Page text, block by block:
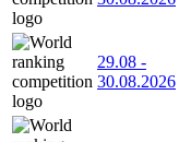
29.08 -
30.08.2026